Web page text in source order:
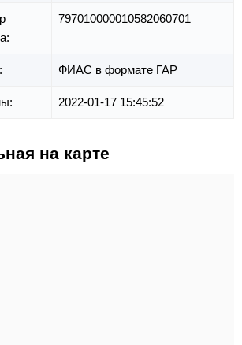
797010000010582060701
ФИАС в формате ГАР
2022-01-17 15:45:52
на карте